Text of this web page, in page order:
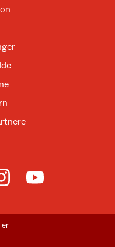
Facebook
DNT på Instagram
Til DNT på YouTube
er